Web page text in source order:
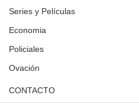
Series y Películas
Economia
Policiales
Ovación
CONTACTO